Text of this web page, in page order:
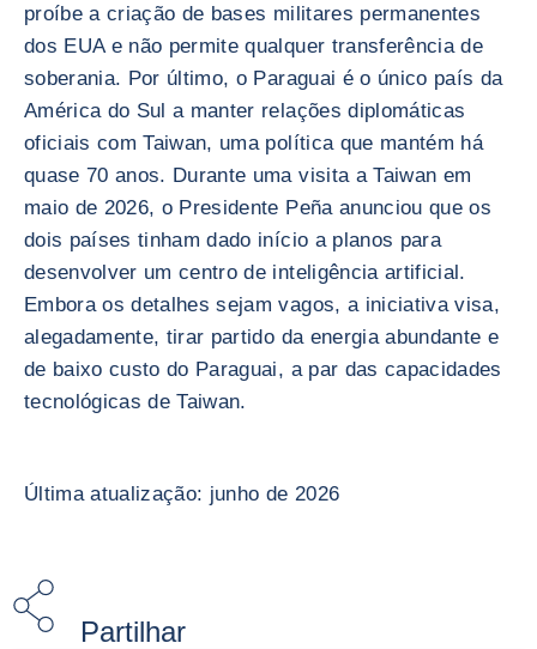
proíbe a criação de bases militares permanentes
dos EUA e não permite qualquer transferência de
soberania. Por último, o Paraguai é o único país da
América do Sul a manter relações diplomáticas
oficiais com Taiwan, uma política que mantém há
quase 70 anos. Durante uma visita a Taiwan em
maio de 2026, o Presidente Peña anunciou que os
dois países tinham dado início a planos para
desenvolver um centro de inteligência artificial.
Embora os detalhes sejam vagos, a iniciativa visa,
alegadamente, tirar partido da energia abundante e
de baixo custo do Paraguai, a par das capacidades
tecnológicas de Taiwan.
Última atualização: junho de 2026
Partilhar